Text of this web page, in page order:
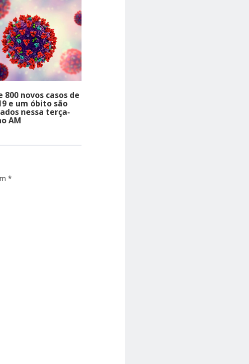
ou
para
baixo
para
aumentar
ou
diminuir
o
800 novos casos de
e um óbito são
nessa terça-
AM
*